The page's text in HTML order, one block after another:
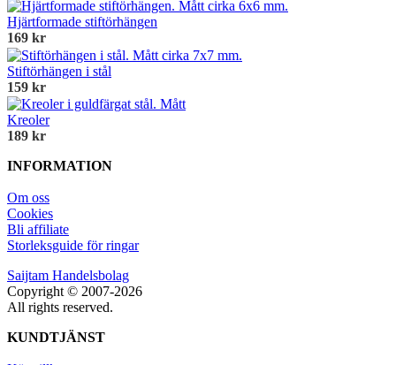
Hjärtformade stiftörhängen
169 kr
Stiftörhängen i stål
159 kr
Kreoler
189 kr
INFORMATION
Om oss
Cookies
Bli affiliate
Storleksguide för ringar
Saijtam Handelsbolag
Copyright © 2007-2026
All rights reserved.
KUNDTJÄNST